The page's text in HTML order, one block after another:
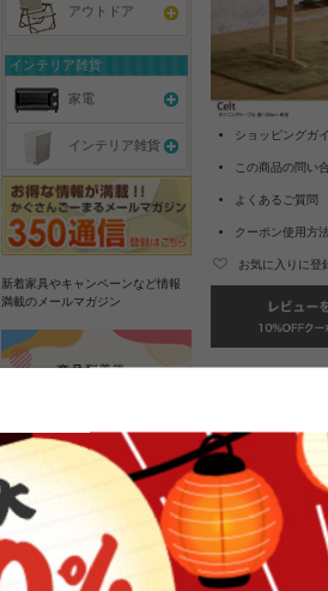
アウトドア
インテリア雑貨
家電
インテリア雑貨
新着家具やキャンペーンなど情報
満載のメールマガジン
家具のレビューを書くと10%OFFク
ーポンプレゼント
ショッピングガ
この商品の問い
よくあるご質問
クーポン使用方
お気に入りに登